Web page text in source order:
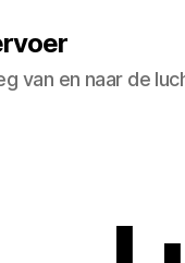
van en naar de